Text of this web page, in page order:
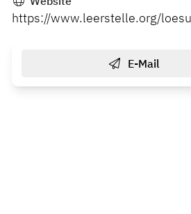
https://www.leerstelle.org/
E-Mail